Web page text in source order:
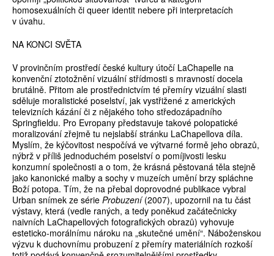
homosexuálních či queer identit nebere při interpretacích
v úvahu.
NA KONCI SVĚTA
V provinčním prostředí české kultury útočí LaChapelle na
konvenční ztotožnění vizuální střídmosti s mravností docela
brutálně. Přitom ale prostřednictvím té přemíry vizuální slasti
sděluje moralistické poselství, jak vystřižené z amerických
televizních kázání či z nějakého toho středozápadního
Springfieldu. Pro Evropany představuje takové polopatické
moralizování zřejmě tu nejslabší stránku LaChapellova díla.
Myslím, že kýčovitost nespočívá ve výtvarné formě jeho obrazů,
nýbrž v příliš jednoduchém poselství o pomíjivosti lesku
konzumní společnosti a o tom, že krásná pěstovaná těla stejně
jako kanonické malby a sochy v muzeích umění brzy spláchne
Boží potopa. Tím, že na přebal doprovodné publikace vybral
Urban snímek ze série Probuzení(2007), upozornil na tu část
výstavy, která (vedle raných, a tedy poněkud začátečnicky
naivních LaChapellových fotografických obrazů) vyhovuje
esteticko-morálnímu nároku na „skutečné umění“. Náboženskou
výzvu k duchovnímu probuzení z přemíry materiálních rozkoší